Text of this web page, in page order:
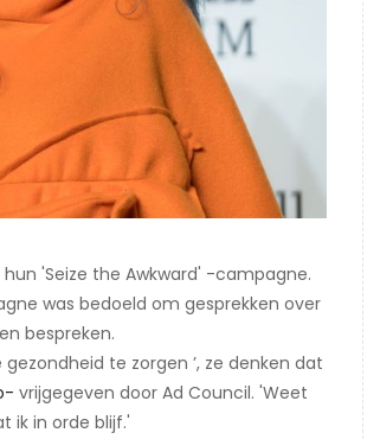
'Seize the Awkward' -campagne.
was bedoeld om gesprekken over
bespreken.
te zorgen ’, ze denken dat
vrijgegeven door Ad Council. 'Weet
ik in orde blijf.'